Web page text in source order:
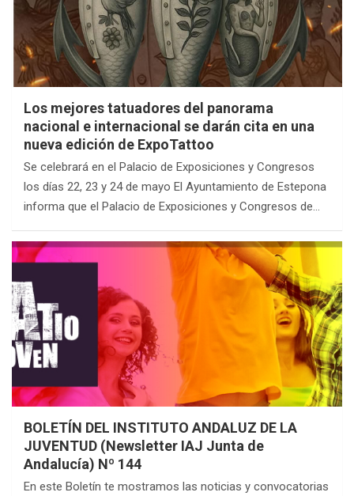
Los mejores tatuadores del panorama
nacional e internacional se darán cita en una
nueva edición de ExpoTattoo
Se celebrará en el Palacio de Exposiciones y Congresos
los días 22, 23 y 24 de mayo El Ayuntamiento de Estepona
informa que el Palacio de Exposiciones y Congresos de…
BOLETÍN DEL INSTITUTO ANDALUZ DE LA
JUVENTUD (Newsletter IAJ Junta de
Andalucía) Nº 144
En este Boletín te mostramos las noticias y convocatorias